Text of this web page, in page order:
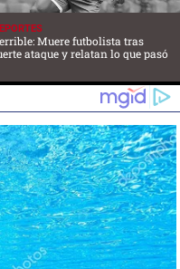
Muere futbolista tras
ataque y relatan lo que pasó